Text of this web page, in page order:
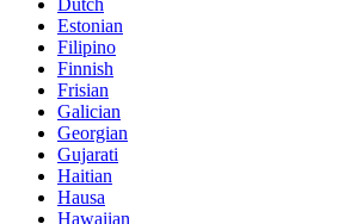
Estonian
Filipino
Finnish
Frisian
Galician
Georgian
Gujarati
Haitian
Hausa
Hawaiian